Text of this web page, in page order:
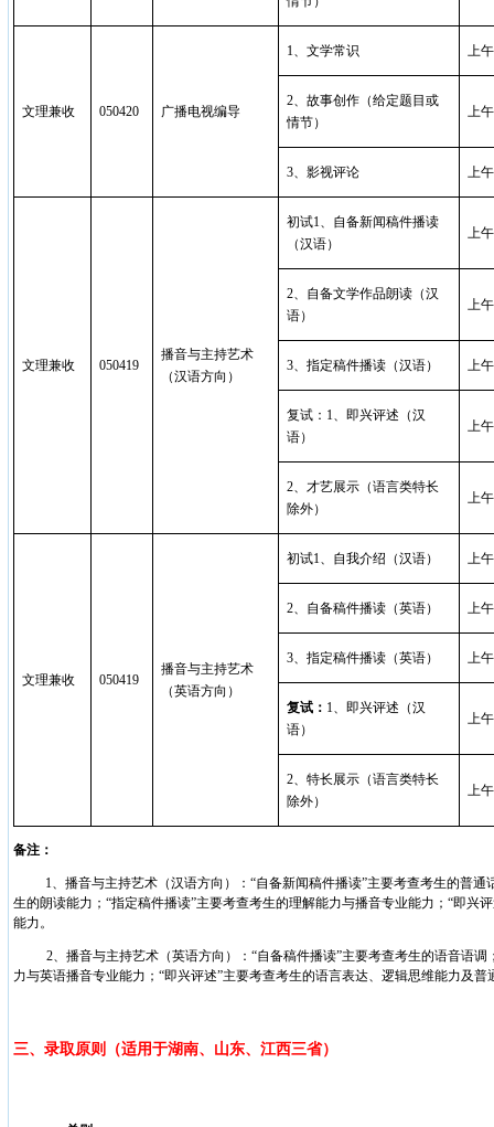
文理兼收 050420 广播电视编导
1、文学常识 上午
2、故事创作（给定题目或
情节）
上午
3、影视评论 上午
文理兼收 050419
播音与主持艺术
（汉语方向）
初试1、自备新闻稿件播读
（汉语）
上午
2、自备文学作品朗读（汉
语）
上午
3、指定稿件播读（汉语） 上午
复试： 1、即兴评述（汉
语）
上午
2、才艺展示（语言类特长
除外）
上午
文理兼收 050419
播音与主持艺术
（英语方向）
初试1、自我介绍（汉语） 上午
2、自备稿件播读（英语） 上午
3、指定稿件播读（英语） 上午
复试： 1、即兴评述（汉
语）
上午
2、特长展示（语言类特长
除外）
上午
备注：
1、播音与主持艺术（汉语方向） ：“自备新闻稿件播读”主要考查考生的普通
生的朗读能力；“指定稿件播读”主要考查考生的理解能力与播音专业能力；“即兴评
能力。
2、播音与主持艺术（英语方向）：“自备稿件播读”主要考查考生的语音语调
力与英语播音专业能力；“即兴评述”主要考查考生的语言表达、逻辑思维能力及普
三、录取原则（适用于湖南、山东、江西三省）